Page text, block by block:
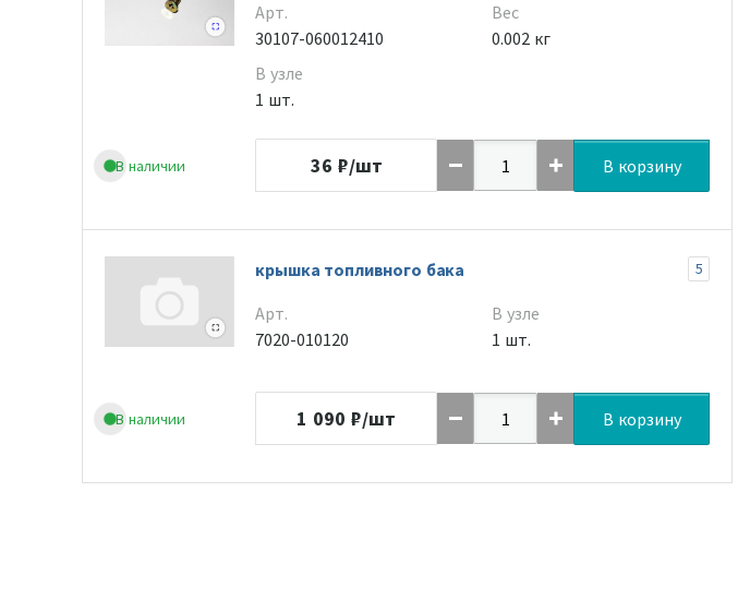
В наличии
Арт.
30107-060012410
В узле
1 шт.
Вес
0.002 кг
36 ₽/шт В корзину
В наличии
крышка топливного бака 5
Арт.
7020-010120
В узле
1 шт.
1 090 ₽/шт В корзину